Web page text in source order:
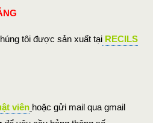
tôi được sản xuất tại RECILS
viên hoặc gửi mail qua gmail